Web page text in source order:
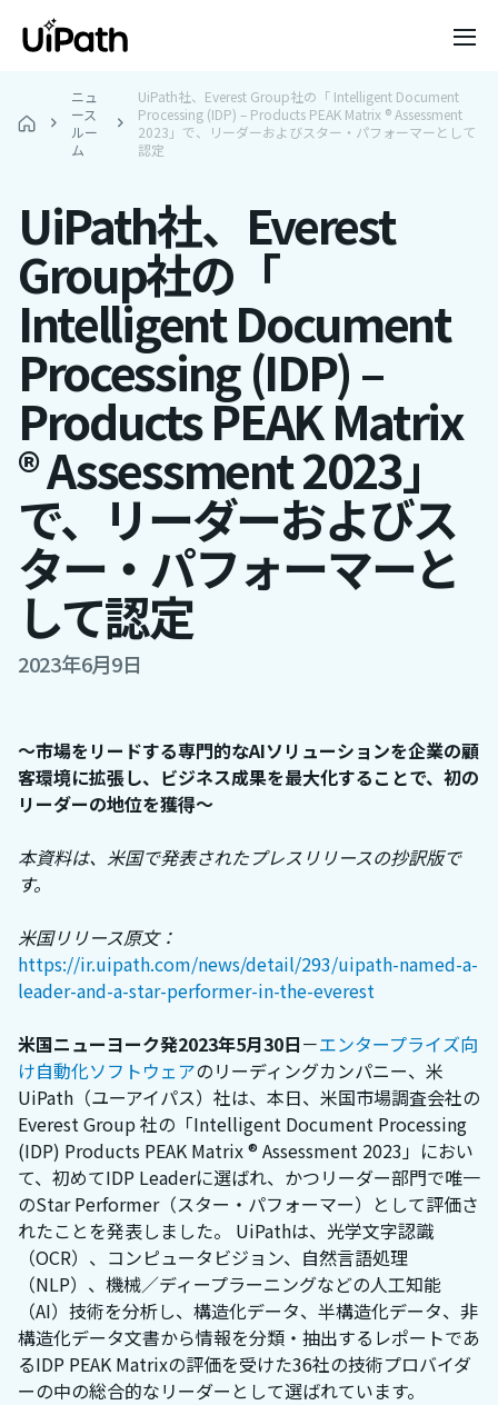
ニュ
ース
ルー
ム
UiPath社、Everest Group社の「 Intelligent Document
Processing (IDP) – Products PEAK Matrix ® Assessment
2023」で、リーダーおよびスター・パフォーマーとして
認定
UiPath社、Everest
Group社の「
Intelligent Document
Processing (IDP) –
Products PEAK Matrix
® Assessment 2023」
で、リーダーおよびス
ター・パフォーマーと
して認定
2023年6月9日
～市場をリードする専門的なAIソリューションを企業の顧
客環境に拡張し、ビジネス成果を最大化することで、初の
リーダーの地位を獲得～
本資料は、米国で発表されたプレスリリースの抄訳版で
す。
米国リリース原文：
https://ir.uipath.com/news/detail/293/uipath-named-a-
leader-and-a-star-performer-in-the-everest
米国ニューヨーク発2023年5月30日－エンタープライズ向
け自動化ソフトウェアのリーディングカンパニー、米
UiPath（ユーアイパス）社は、本日、米国市場調査会社の
Everest Group 社の「Intelligent Document Processing
(IDP) Products PEAK Matrix ® Assessment 2023」におい
て、初めてIDP Leaderに選ばれ、かつリーダー部門で唯一
のStar Performer（スター・パフォーマー）として評価さ
れたことを発表しました。 UiPathは、光学文字認識
（OCR）、コンピュータビジョン、自然言語処理
（NLP）、機械／ディープラーニングなどの人工知能
（AI）技術を分析し、構造化データ、半構造化データ、非
構造化データ文書から情報を分類・抽出するレポートであ
るIDP PEAK Matrixの評価を受けた36社の技術プロバイダ
ーの中の総合的なリーダーとして選ばれています。